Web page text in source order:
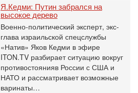
Я.Кедми: Путин забрался на
высокое дерево
Военно-политический эксперт, экс-
глава израильской спецслужбы
«Натив» Яков Кедми в эфире
ITON.TV разбирает ситуацию вокруг
противостоянияв России с США и
НАТО и рассматривает возможные
варинаты…